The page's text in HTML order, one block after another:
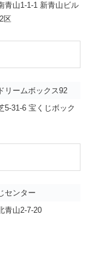
青山1-1-1 新青山ビル
区
リームボックス92
5-31-6 宝くじボック
センター
青山2-7-20